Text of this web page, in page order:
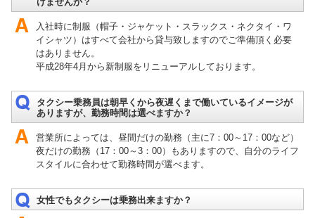
入社時に制服（帽子・ジャケット・スラックス・ネクタイ・ワ
イシャツ）はすべて会社から貸与致しますのでご準備頂く必要
はありません。
平成28年4月から新制服をリニューアルしております。
タクシー乗務員は朝早くから夜遅くまで働いているイメージが
ありますが、勤務時間は選べますか？
営業所によっては、昼間だけの勤務（主に7：00～17：00など）
夜だけの勤務（17：00～3：00）もありますので、自分のライフ
スタイルに合わせて勤務時間が選べます。
女性でもタクシーは乗務出来ますか？